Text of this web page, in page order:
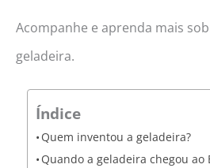
Acompanhe e aprenda mais
geladeira.
Índice
Quem inventou a geladeira?
Quando a geladeira chegou ao